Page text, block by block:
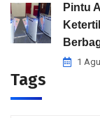
Pintu
1
Tags